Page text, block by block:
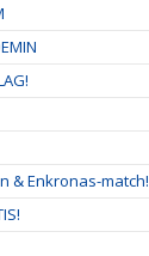
& Enkronas-match!